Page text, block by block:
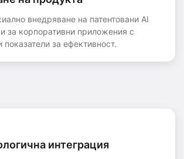
внедряване на патентовани AI
за корпоративни приложения с
за ефективност.
интеграция